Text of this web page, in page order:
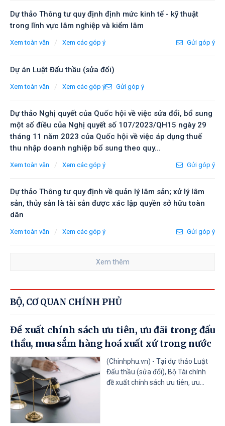
Dự thảo Thông tư quy định định mức kinh tế - kỹ thuật
trong lĩnh vực lâm nghiệp và kiểm lâm
Xem toàn văn / Xem các góp ý Gửi góp ý
Dự án Luật Đấu thầu (sửa đổi)
Xem toàn văn / Xem các góp ý Gửi góp ý
Dự thảo Nghị quyết của Quốc hội về việc sửa đổi, bổ sung
một số điều của Nghị quyết số 107/2023/QH15 ngày 29
tháng 11 năm 2023 của Quốc hội về việc áp dụng thuế
thu nhập doanh nghiệp bổ sung theo quy...
Xem toàn văn / Xem các góp ý Gửi góp ý
Dự thảo Thông tư quy định về quản lý lâm sản; xử lý lâm
sản, thủy sản là tài sản được xác lập quyền sở hữu toàn
dân
Xem toàn văn / Xem các góp ý Gửi góp ý
Xem thêm
BỘ, CƠ QUAN CHÍNH PHỦ
Đề xuất chính sách ưu tiên, ưu đãi trong đấu
thầu, mua sắm hàng hoá xuất xứ trong nước
(Chinhphu.vn) - Tại dự thảo Luật
Đấu thầu (sửa đổi), Bộ Tài chính
đề xuất chính sách ưu tiên, ưu...